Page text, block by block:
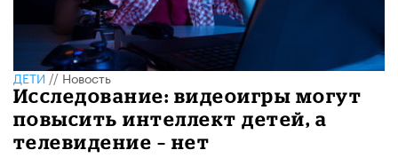
ДЕТИ//Новость
Исследование: видеоигры могут
повысить интеллект детей, а
телевидение – нет